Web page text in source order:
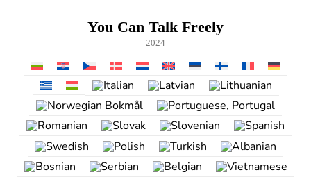
You Can Talk Freely
2024